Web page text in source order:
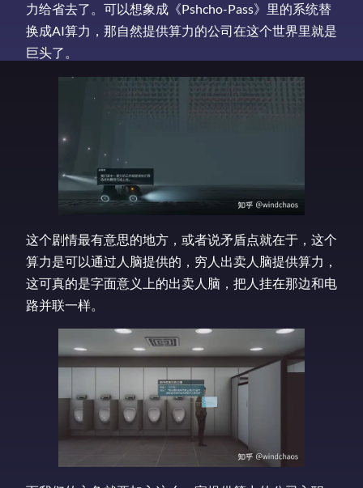
力给省去了。可以想象成《Pshcho-Pass》里的系统替
换成AI算力，那自然提供算力的公司在这个世界里就是
巨头了。
这个剧情最有意思的地方，或者说矛盾点就在于，这个
算力是可以通过人脑提供的，穷人出卖人脑提供算力，
这可真的是字面意义上的出卖人脑，把人挂在那边和电
路并联一样。